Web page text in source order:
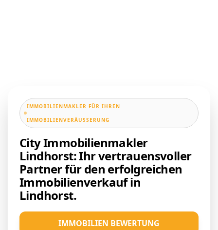
IMMOBILIENMAKLER FÜR IHREN
IMMOBILIENVERÄUSSERUNG
City Immobilienmakler
Lindhorst: Ihr vertrauensvoller
Partner für den erfolgreichen
Immobilienverkauf in
Lindhorst.
IMMOBILIEN BEWERTUNG